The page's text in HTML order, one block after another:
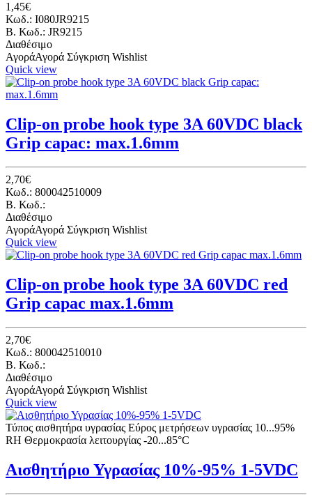
1,45€
Κωδ.: I080JR9215
B. Κωδ.: JR9215
Διαθέσιμο
ΑγοράΑγορά Σύγκριση Wishlist
Quick view
Clip-on probe hook type 3A 60VDC black
Grip capac: max.1.6mm
2,70€
Κωδ.: 800042510009
B. Κωδ.:
Διαθέσιμο
ΑγοράΑγορά Σύγκριση Wishlist
Quick view
Clip-on probe hook type 3A 60VDC red
Grip capac max.1.6mm
2,70€
Κωδ.: 800042510010
B. Κωδ.:
Διαθέσιμο
ΑγοράΑγορά Σύγκριση Wishlist
Quick view
Τύπος αισθητήρα υγρασίας Εύρος μετρήσεων υγρασίας 10...95%
RH Θερμοκρασία λειτουργίας -20...85°C
Αισθητήριο Υγρασίας 10%-95% 1-5VDC